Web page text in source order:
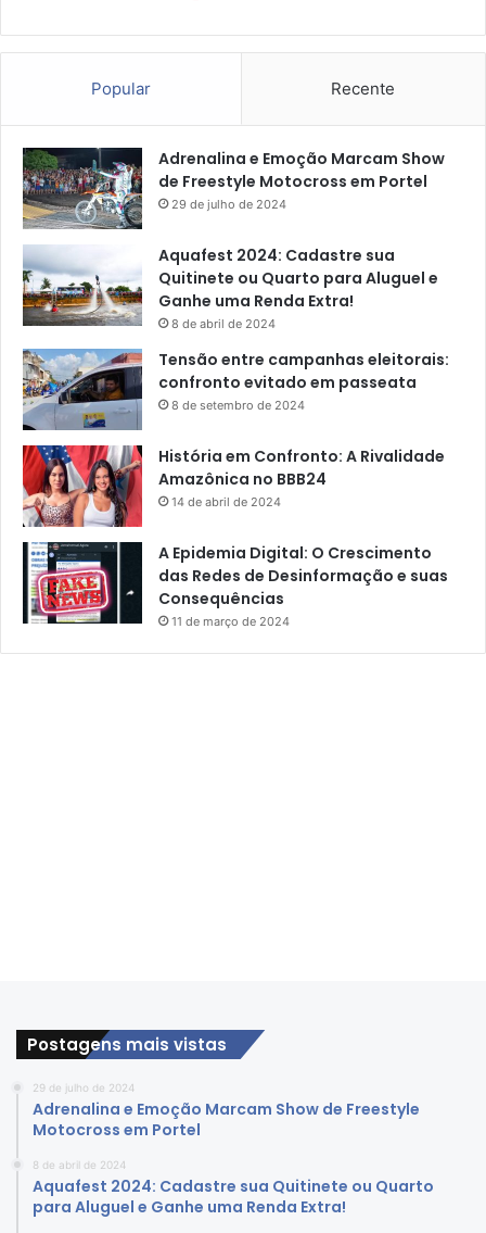
Popular Recente
Adrenalina e Emoção Marcam Show
de Freestyle Motocross em Portel
29 de julho de 2024
Aquafest 2024: Cadastre sua
Quitinete ou Quarto para Aluguel e
Ganhe uma Renda Extra!
8 de abril de 2024
Tensão entre campanhas eleitorais:
confronto evitado em passeata
8 de setembro de 2024
História em Confronto: A Rivalidade
Amazônica no BBB24
14 de abril de 2024
A Epidemia Digital: O Crescimento
das Redes de Desinformação e suas
Consequências
11 de março de 2024
Postagens mais vistas
29 de julho de 2024
Adrenalina e Emoção Marcam Show de Freestyle
Motocross em Portel
8 de abril de 2024
Aquafest 2024: Cadastre sua Quitinete ou Quarto
para Aluguel e Ganhe uma Renda Extra!